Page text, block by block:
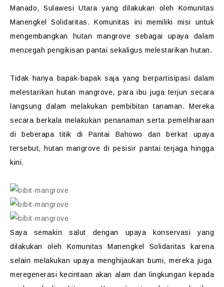
Manado, Sulawesi Utara yang dilakukan oleh Komunitas
Manengkel Solidaritas. Komunitas ini memiliki misi untuk
mengembangkan hutan mangrove sebagai upaya dalam
mencegah pengikisan pantai sekaligus melestarikan hutan.
Tidak hanya bapak-bapak saja yang berpartisipasi dalam
melestarikan hutan mangrove, para ibu juga terjun secara
langsung dalam melakukan pembibitan tanaman. Mereka
secara berkala melakukan penanaman serta pemeliharaan
di beberapa titik di Pantai Bahowo dan berkat upaya
tersebut, hutan mangrove di pesisir pantai terjaga hingga
kini.
Saya semakin salut dengan upaya konservasi yang
dilakukan oleh Komunitas Manengkel Solidaritas karena
selain melakukan upaya menghijaukan bumi, mereka juga
meregenerasi kecintaan akan alam dan lingkungan kepada